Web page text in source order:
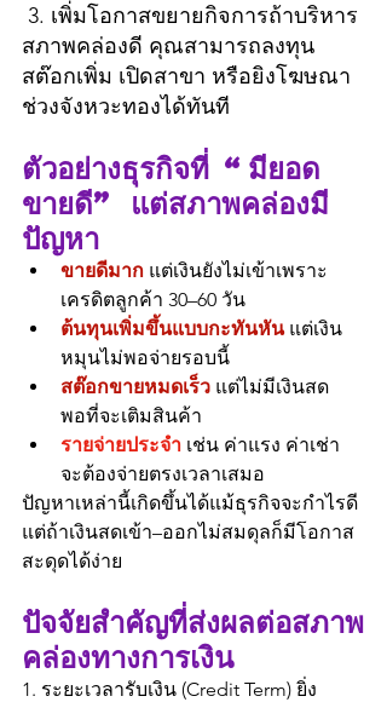
สภาพคล่องดี คุณสามารถลงทุน
สต๊อกเพิ่ม เปิดสาขา หรือยิงโฆษณา
ช่วงจังหวะทองได้ทันที
ตัวอย่างธุรกิจที่ “มียอด
ขายดี” แต่สภาพคล่องมี
ปัญหา
ขายดีมาก แต่เงินยังไม่เข้าเพราะ
เครดิตลูกค้า 30–60 วัน
ต้นทุนเพิ่มขึ้นแบบกะทันหัน แต่เงิน
หมุนไม่พอจ่ายรอบนี้
สต๊อกขายหมดเร็ว แต่ไม่มีเงินสด
พอที่จะเติมสินค้า
รายจ่ายประจำ เช่น ค่าแรง ค่าเช่า
จะต้องจ่ายตรงเวลาเสมอ
ปัญหาเหล่านี้เกิดขึ้นได้แม้ธุรกิจจะกำไรดี
แต่ถ้าเงินสดเข้า–ออกไม่สมดุลก็มีโอกาส
สะดุดได้ง่าย
ปัจจัยสำคัญที่ส่งผลต่อสภาพ
คล่องทางการเงิน
1. ระยะเวลารับเงิน (Credit Term) ยิ่ง